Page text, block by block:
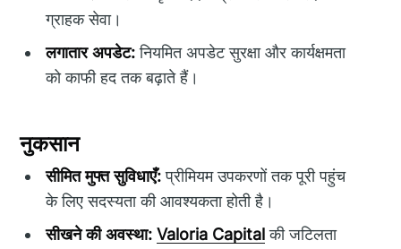
ग्राहक सेवा।
लगातार अपडेट:नियमित अपडेट सुरक्षा और कार्यक्षमता
को काफी हद तक बढ़ाते हैं।
नुकसान
सीमित मुफ्त सुविधाएँ:प्रीमियम उपकरणों तक पूरी पहुंच
के लिए सदस्यता की आवश्यकता होती है।
सीखने की अवस्था: Valoria Capitalकी जटिलता